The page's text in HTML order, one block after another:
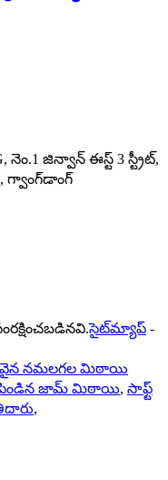
నెం.1 జిన్వాన్ ఈస్ట్ 3 స్ట్రీట్,
గ్వాంగ్‌డాంగ్
సైట్‌మ్యాప్ -
నమలగల మిఠాయి
జామ్ మిఠాయి, సాఫ్ట్
,